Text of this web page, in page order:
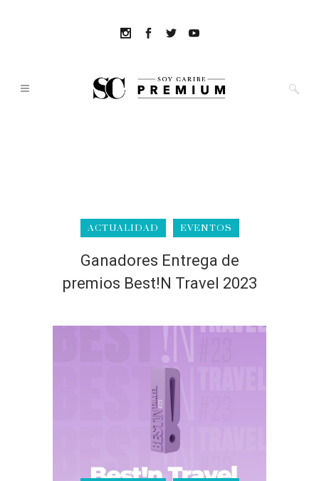
ACTUALIDAD EVENTOS
Ganadores Entrega de
premios Best!N Travel 2023